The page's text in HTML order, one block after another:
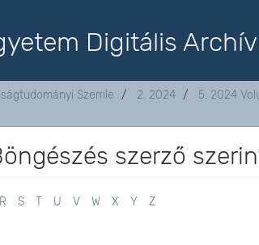
Digitális
Szemle 2. 2024
5. 2024
szerző
R S T U V W X Y Z